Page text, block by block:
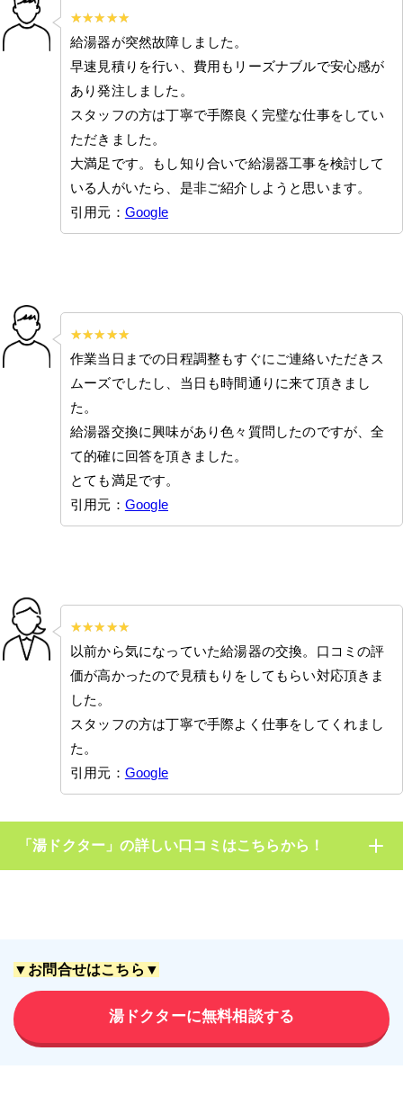
給湯器が突然故障しました。
早速見積りを行い、費用もリーズナブルで安心感が
あり発注しました。
スタッフの方は丁寧で手際良く完璧な仕事をしてい
ただきました。
大満足です。もし知り合いで給湯器工事を検討して
いる人がいたら、是非ご紹介しようと思います。
引用元： Google
作業当日までの日程調整もすぐにご連絡いただきス
ムーズでしたし、当日も時間通りに来て頂きまし
た。
給湯器交換に興味があり色々質問したのですが、全
て的確に回答を頂きました。
とても満足です。
引用元： Google
以前から気になっていた給湯器の交換。口コミの評
価が高かったので見積もりをしてもらい対応頂きま
した。
スタッフの方は丁寧で手際よく仕事をしてくれまし
た。
引用元： Google
「湯ドクター」の詳しい口コミはこちらから！
▼お問合せはこちら▼
湯ドクターに無料相談する